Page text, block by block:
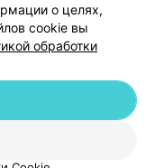
данных
Республика Беларусь,
| help@103.by
о целях,
cookie вы
обработки